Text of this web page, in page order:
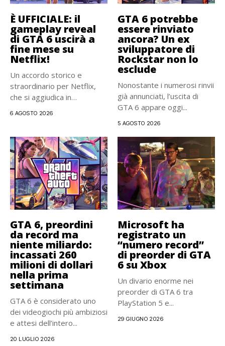
È UFFICIALE: il
gameplay reveal
di GTA 6 uscirà a
fine mese su
Netflix!
Un accordo storico e
straordinario per Netflix,
che si aggiudica in
6 AGOSTO 2026
GTA 6 potrebbe
essere rinviato
ancora? Un ex
sviluppatore di
Rockstar non lo
esclude
Nonostante i numerosi rinvii
già annunciati, l’uscita di
GTA 6 appare oggi...
5 AGOSTO 2026
GTA 6, preordini
da record ma
niente miliardo:
incassati 260
milioni di dollari
nella prima
settimana
GTA 6 è considerato uno
dei videogiochi più ambiziosi
e attesi dell’intero...
20 LUGLIO 2026
Microsoft ha
registrato un
“numero record”
di preorder di GTA
6 su Xbox
Un divario enorme nei
preorder di GTA 6 tra
PlayStation 5 e...
29 GIUGNO 2026